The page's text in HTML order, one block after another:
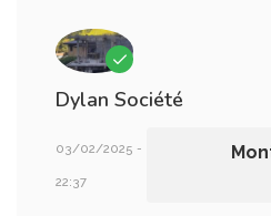
Dylan Société
03/02/2025 -
22:37